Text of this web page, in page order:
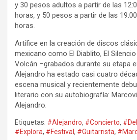
y 30 pesos adultos a partir de las
horas, y 50 pesos a partir de las
horas.
Artífice en la creación de discos
mexicano como El Diablito, El Silencio
Volcán –grabados durante su etapa
Alejandro ha estado casi cuatro
escena musical y recientemente
literario con su autobiografía:
Alejandro.
Etiquetas: #Alejandro, #Concierto,
#Explora, #Festival, #Guitarrista,